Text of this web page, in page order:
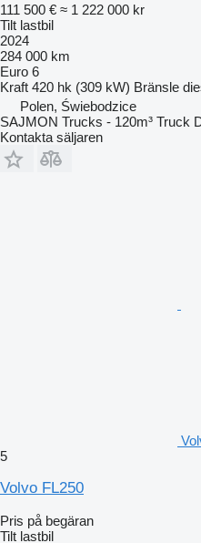
111 500 € ≈ 1 222 000 kr
Tilt lastbil
2024
284 000 km
Euro 6
Kraft 420 hk (309 kW) Bränsle
Polen, Świebodzice
SAJMON Trucks - 120m³ Truck
Kontakta säljaren
5
Volvo FL250
Pris på begäran
Tilt lastbil